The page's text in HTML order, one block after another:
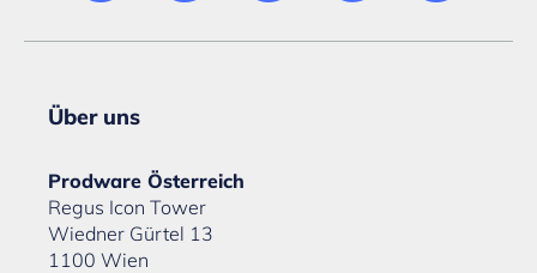
Über uns
Prodware Österreich
Regus Icon Tower
Wiedner Gürtel 13
1100 Wien